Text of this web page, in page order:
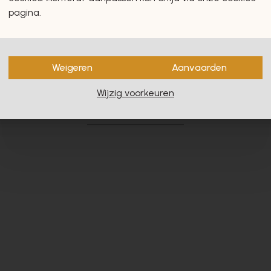
zullen u zeker en vast
pagina.
Weigeren Aanvaarden
Wijzig voorkeuren